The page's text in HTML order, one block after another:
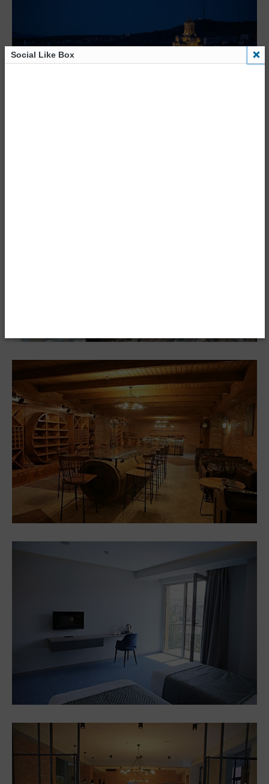
Social Like Box